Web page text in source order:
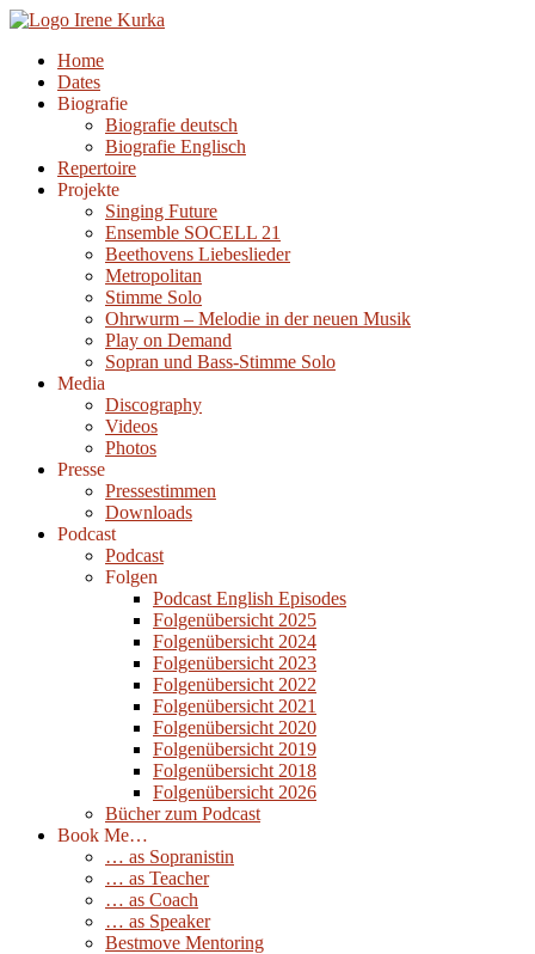
Zum
springenHome
Dates
Biografie
Biografie deutsch
Biografie Englisch
Repertoire
Projekte
Singing Future
Ensemble SOCELL 21
Beethovens Liebeslieder
Metropolitan
Stimme Solo
Ohrwurm – Melodie in der neuen Musik
Play on Demand
Sopran und Bass-Stimme Solo
Media
Discography
Videos
Photos
Presse
Pressestimmen
Downloads
Podcast
Podcast
Folgen
Podcast English Episodes
Folgenübersicht 2025
Folgenübersicht 2024
Folgenübersicht 2023
Folgenübersicht 2022
Folgenübersicht 2021
Folgenübersicht 2020
Folgenübersicht 2019
Folgenübersicht 2018
Folgenübersicht 2026
Bücher zum Podcast
Book Me…
… as Sopranistin
… as Teacher
… as Coach
… as Speaker
Bestmove Mentoring